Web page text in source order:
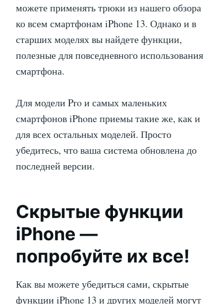
можете применять трюки из нашего обзора
ко всем смартфонам iPhone 13. Однако и в
старших моделях вы найдете функции,
полезные для повседневного использования
смартфона.
Для модели Pro и самых маленьких
смартфонов iPhone приемы такие же, как и
для всех остальных моделей. Просто
убедитесь, что ваша система обновлена до
последней версии.
Скрытые функции
iPhone —
попробуйте их все!
Как вы можете убедиться сами, скрытые
функции iPhone 13 и других моделей могут